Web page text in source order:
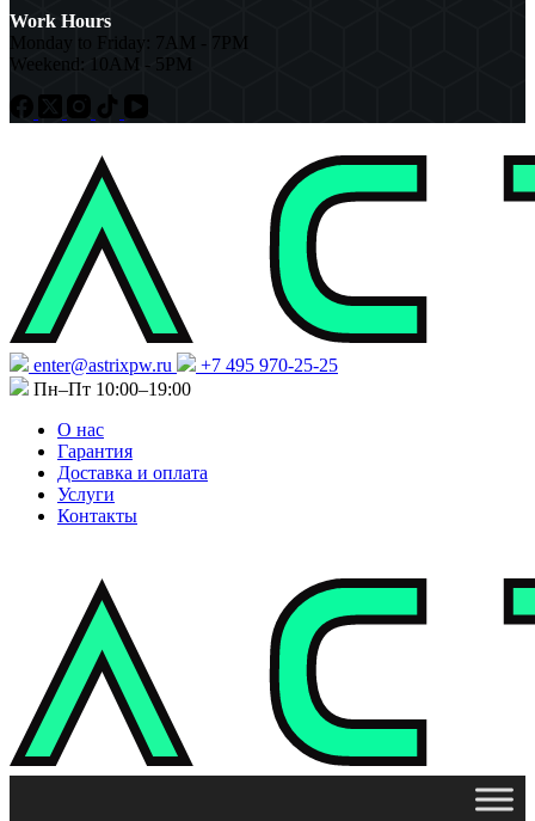
Work Hours
Monday to Friday: 7AM - 7PM
Weekend: 10AM - 5PM
enter@astrixpw.ru
+7 495 970-25-25
Пн–Пт 10:00–19:00
О нас
Гарантия
Доставка и оплата
Услуги
Контакты